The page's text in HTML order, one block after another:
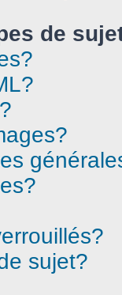
de
sujet?